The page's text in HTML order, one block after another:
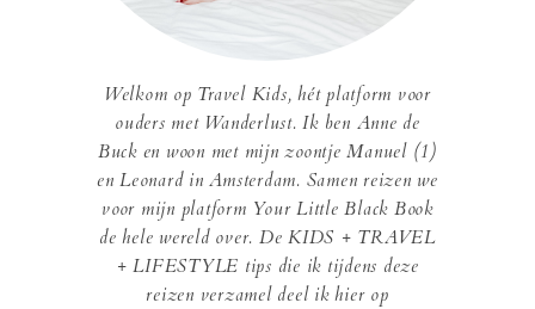
Welkom op Travel Kids, hét platform voor
ouders met Wanderlust. Ik ben Anne de
Buck en woon met mijn zoontje Manuel (1)
en Leonard in Amsterdam. Samen reizen we
voor mijn platform Your Little Black Book
de hele wereld over. De KIDS + TRAVEL
+ LIFESTYLE tips die ik tijdens deze
reizen verzamel deel ik hier op